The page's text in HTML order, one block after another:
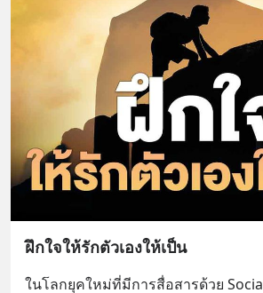
ฝึกใจให้รักตัวเองให้เป็น
ในโลกยุคใหม่ที่มีการสื่อสารด้วย